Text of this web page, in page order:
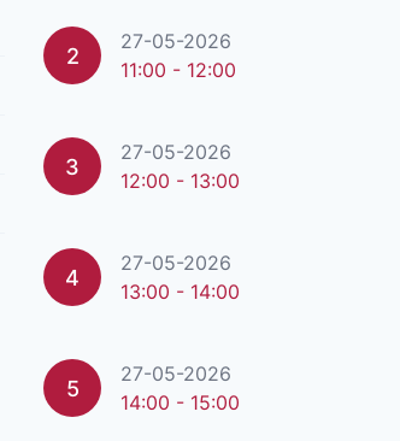
2
27-05-2026
11:00 - 12:00
3
27-05-2026
12:00 - 13:00
4
27-05-2026
13:00 - 14:00
5
27-05-2026
14:00 - 15:00